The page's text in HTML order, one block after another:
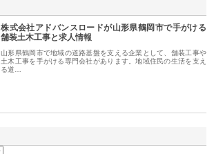
株式会社アドバンスロードが山形県鶴岡市で手がける
舗装土木工事と求人情報
山形県鶴岡市で地域の道路基盤を支える企業として、舗装工事や
土木工事を手がける専門会社があります。地域住民の生活を支え
る道…